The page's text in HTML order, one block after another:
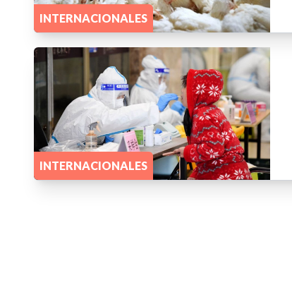
INTERNACIONALES
INTERNACIONALES